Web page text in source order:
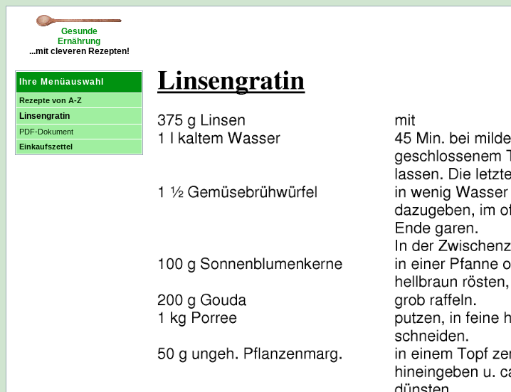
Gesunde
Ernährung
...mit cleveren Rezepten!
Ihre Menüauswahl
Rezepte von A-Z
Linsengratin
PDF-Dokument
Einkaufszettel